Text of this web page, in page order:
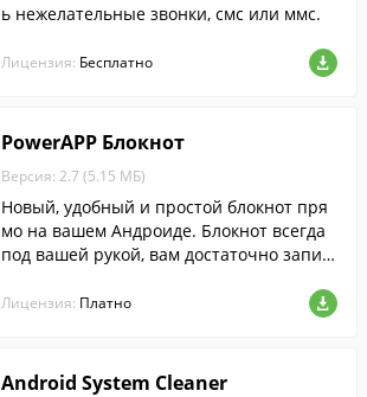
ь нежелательные звонки, смс или ммс.
Лицензия: Бесплатно
PowerAPP Блокнот
Версия: 2.7 (5.15 МБ)
Новый, удобный и простой блокнот пря
мо на вашем Андроиде. Блокнот всегда
под вашей рукой, вам достаточно запис
ыть, вы можете его даже не сохранять, о
Лицензия: Платно
Android System Cleaner